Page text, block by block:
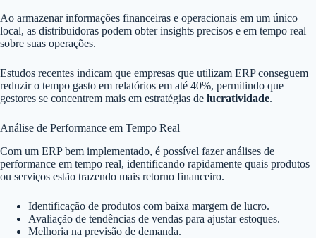
Ao armazenar informações financeiras e operacionais em um único
local, as distribuidoras podem obter insights precisos e em tempo real
sobre suas operações.
Estudos recentes indicam que empresas que utilizam ERP conseguem
reduzir o tempo gasto em relatórios em até 40%, permitindo que
gestores se concentrem mais em estratégias de lucratividade.
Análise de Performance em Tempo Real
Com um ERP bem implementado, é possível fazer análises de
performance em tempo real, identificando rapidamente quais produtos
ou serviços estão trazendo mais retorno financeiro.
Identificação de produtos com baixa margem de lucro.
Avaliação de tendências de vendas para ajustar estoques.
Melhoria na previsão de demanda.